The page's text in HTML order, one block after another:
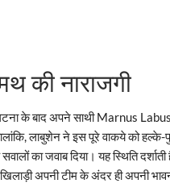
की नाराजगी
के बाद अपने साथी Marnus
लाबुशेन ने इस पूरे वाकये को
का जवाब दिया। यह स्थिति
खिलाड़ी अपनी टीम के अंदर ही अपनी